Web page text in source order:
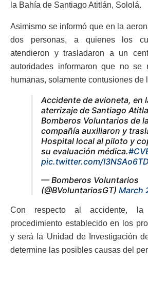
la Bahía de Santiago Atitlán, Sololá.
Asimismo se informó que en la
dos personas, a quienes los
atendieron y trasladaron a un
autoridades informaron que no se
humanas, solamente contusiones de
Accidente de avioneta, en
aterrizaje de Santiago
Bomberos Voluntarios de
compañía auxiliaron y
Hospital local al piloto y
su evaluación médica.
pic.twitter.com/
— Bomberos Voluntarios
(@BVoluntariosGT) March
Con respecto al accidente,
procedimiento establecido en los
y será la Unidad de Investigación
determine las posibles causas del